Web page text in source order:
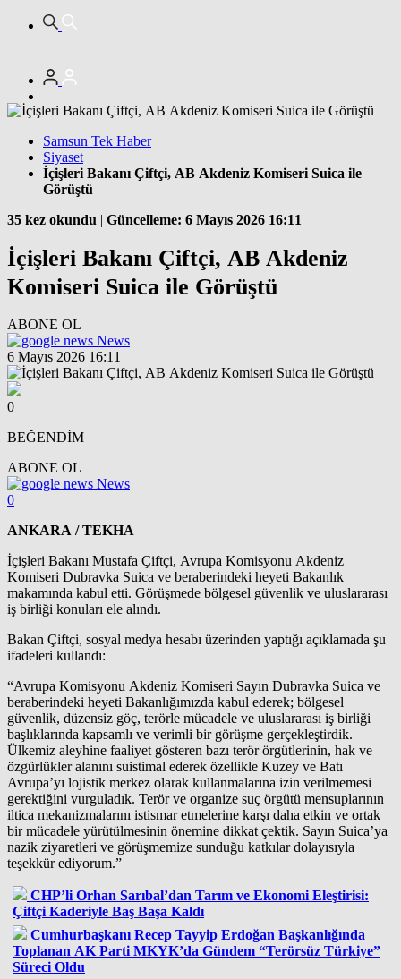
Samsun Tek Haber
Siyaset
İçişleri Bakanı Çiftçi, AB Akdeniz Komiseri Suica ile
Görüştü
35 kez okundu | Güncelleme: 6 Mayıs 2026 16:11
İçişleri Bakanı Çiftçi, AB Akdeniz
Komiseri Suica ile Görüştü
ABONE OL
News
6 Mayıs 2026 16:11
0
BEĞENDİM
ABONE OL
News
0
ANKARA / TEKHA
İçişleri Bakanı Mustafa Çiftçi, Avrupa Komisyonu Akdeniz
Komiseri Dubravka Suica ve beraberindeki heyeti Bakanlık
makamında kabul etti. Görüşmede bölgesel güvenlik ve uluslararası
iş birliği konuları ele alındı.
Bakan Çiftçi, sosyal medya hesabı üzerinden yaptığı açıklamada şu
ifadeleri kullandı:
“Avrupa Komisyonu Akdeniz Komiseri Sayın Dubravka Suica ve
beraberindeki heyeti Bakanlığımızda kabul ederek; bölgesel
güvenlik, düzensiz göç, terörle mücadele ve uluslararası iş birliği
başlıklarında kapsamlı ve verimli bir görüşme gerçekleştirdik.
Ülkemiz aleyhine faaliyet gösteren bazı terör örgütlerinin, hak ve
özgürlükler alanını suistimal ederek özellikle Kuzey ve Batı
Avrupa’yı lojistik merkez olarak kullanmalarına izin verilmemesi
gerektiğini vurguladık. Terör ve organize suç örgütü mensuplarının
iltica mekanizmalarını istismar etmelerine karşı daha etkin ve ortak
bir mücadele yürütülmesinin önemine dikkat çektik. Sayın Suica’ya
nazik ziyaretleri ve görüşmemize sunduğu katkılar dolayısıyla
teşekkür ediyorum.”
CHP’li Orhan Sarıbal’dan Tarım ve Ekonomi Eleştirisi:
Çiftçi Kaderiyle Baş Başa Kaldı
Cumhurbaşkanı Recep Tayyip Erdoğan Başkanlığında
Toplanan AK Parti MKYK’da Gündem “Terörsüz Türkiye”
Süreci Oldu